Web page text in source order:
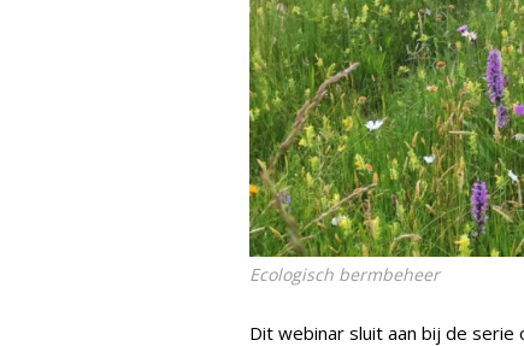
Ecologisch bermbeheer
Dit webinar sluit aan bij de